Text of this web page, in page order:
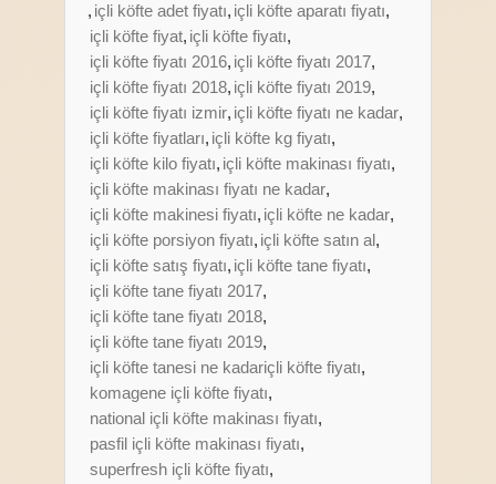
, içli köfte adet fiyatı, içli köfte aparatı fiyatı,
içli köfte fiyat, içli köfte fiyatı,
içli köfte fiyatı 2016, içli köfte fiyatı 2017,
içli köfte fiyatı 2018, içli köfte fiyatı 2019,
içli köfte fiyatı izmir, içli köfte fiyatı ne kadar,
içli köfte fiyatları, içli köfte kg fiyatı,
içli köfte kilo fiyatı, içli köfte makinası fiyatı,
içli köfte makinası fiyatı ne kadar,
içli köfte makinesi fiyatı, içli köfte ne kadar,
içli köfte porsiyon fiyatı, içli köfte satın al,
içli köfte satış fiyatı, içli köfte tane fiyatı,
içli köfte tane fiyatı 2017,
içli köfte tane fiyatı 2018,
içli köfte tane fiyatı 2019,
içli köfte tanesi ne kadariçli köfte fiyatı,
komagene içli köfte fiyatı,
national içli köfte makinası fiyatı,
pasfil içli köfte makinası fiyatı,
superfresh içli köfte fiyatı,